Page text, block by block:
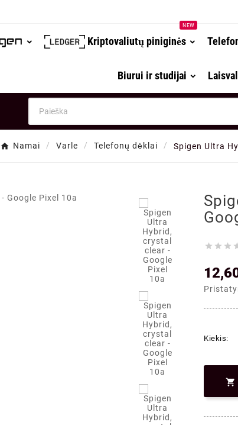
Kriptovaliutų piniginės
NEW
Biurui ir studijai
Namai Varle Telefonų dėklai Spigen Ultra
  
Kiekis:
